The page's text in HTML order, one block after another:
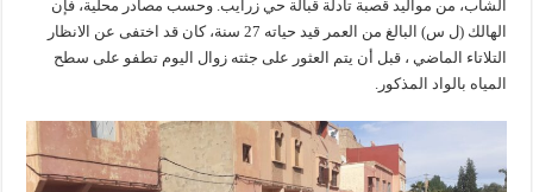
الشاب، من مواليد قصبة تادلة قبالة حي زرايب. وحسب مصادر محلية، فإن
الهالك (ل س) البالغ من العمر قيد حياته 27 سنة، كان قد اختفى عن الانظار
التلاتاء الماضي ، قبل أن يتم العثور على جثته زوال اليوم تطفو على سطح
المياه بالواد المذكور.